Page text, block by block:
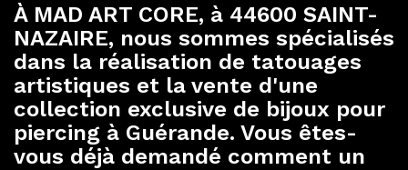
À MAD ART CORE, à 44600 SAINT-
NAZAIRE, nous sommes spécialisés
dans la réalisation de tatouages
artistiques et la vente d'une
collection exclusive de bijoux pour
piercing à Guérande. Vous êtes-
vous déjà demandé comment un